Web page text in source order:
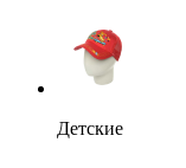
Детские